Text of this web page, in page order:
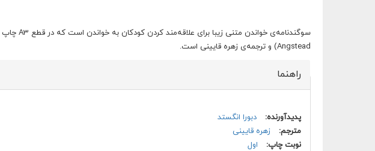
Angstead) و ترجمه‌ی زهره قایینی است.
پنهان کن
راهنما
پدیدآورنده:
دبورا انگستد
مترجم:
زهره قایینی
نوبت چاپ:
اول